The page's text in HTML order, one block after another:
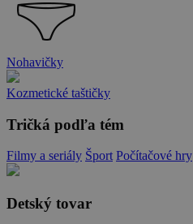
Nohavičky
Kozmetické taštičky
Tričká podľa tém
Filmy a seriály Šport Počítačové hry
Detský tovar